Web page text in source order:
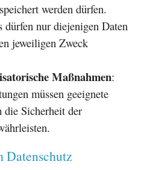
werden dürfen.
dürfen nur diejenigen Daten
jeweiligen Zweck
Maßnahmen:
müssen geeignete
die Sicherheit der
Datenschutz